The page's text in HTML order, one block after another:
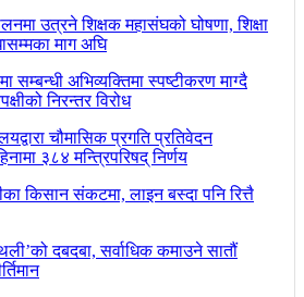
उत्रने शिक्षक महासंघको घोषणा, शिक्षा
माग अघि
सम्बन्धी अभिव्यक्तिमा स्पष्टीकरण माग्दै
निरन्तर विरोध
चौमासिक प्रगति प्रतिवेदन
३८४ मन्त्रिपरिषद् निर्णय
किसान संकटमा, लाइन बस्दा पनि रित्तै
दबदबा, सर्वाधिक कमाउने सातौं